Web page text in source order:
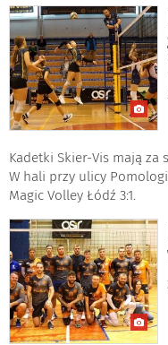
Kadetki Skier-Vis mają za
W hali przy ulicy
Magic Volley Łódź 3:1.